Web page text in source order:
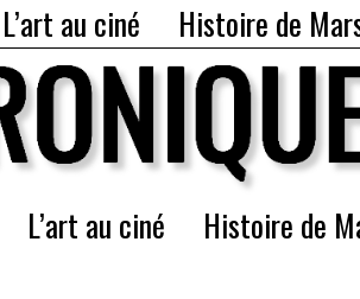
L’art au ciné Histoire de
L’art au ciné Histoire de